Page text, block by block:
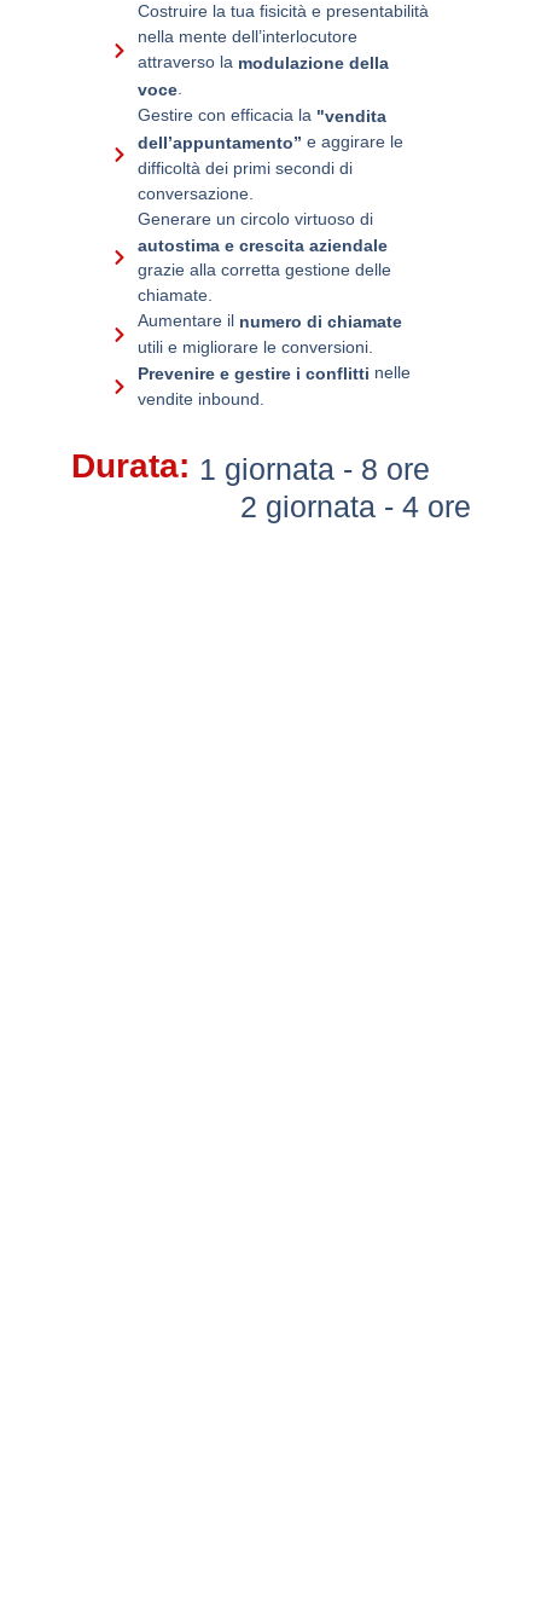
Costruire la tua fisicità e presentabilità
nella mente dell’interlocutore
attraverso la modulazione della
voce.
Gestire con efficacia la "vendita
dell’appuntamento” e aggirare le
difficoltà dei primi secondi di
conversazione.
Generare un circolo virtuoso di
autostima e crescita aziendale
grazie alla corretta gestione delle
chiamate.
Aumentare il numero di chiamate
utili e migliorare le conversioni.
Prevenire e gestire i conflitti nelle
vendite inbound.
Durata: 1 giornata - 8 ore
2 giornata - 4 ore